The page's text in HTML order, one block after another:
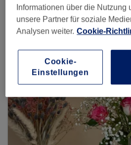
Informationen über die Nutzung
unsere Partner für soziale
Analysen weiter. Cookie-
Cookie-
Einstellungen